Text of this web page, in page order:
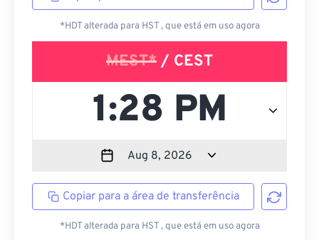
*HDT alterada para HST , que está em uso agora
MEST* / CEST
Copiar para a área de transferência
*HDT alterada para HST , que está em uso agora